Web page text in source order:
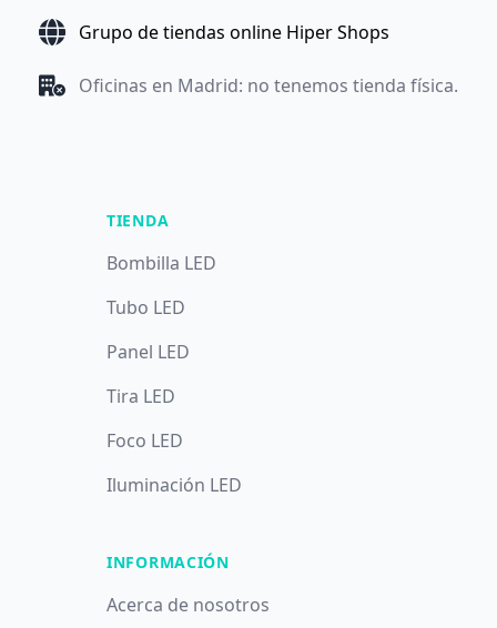
Grupo de tiendas online Hiper Shops
Oficinas en Madrid: no tenemos tienda física.
TIENDA
Bombilla LED
Tubo LED
Panel LED
Tira LED
Foco LED
Iluminación LED
INFORMACIÓN
Acerca de nosotros